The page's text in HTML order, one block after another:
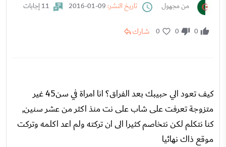
من مجهول تاريخ النشر: 11 إجابات
0
0
0 شارك
كيف تعود الي حبيبك بعد الفراق؟ انا امراة في سن45 غير
متزوجة تعرفت على شاب على نت منذ اكثر من عشر سنين,
كنا نتكلم لكن نتخاصم كثيرا الى ان تركته ولم اعد اكلمه وتركت
موقع ذاك نهائيا